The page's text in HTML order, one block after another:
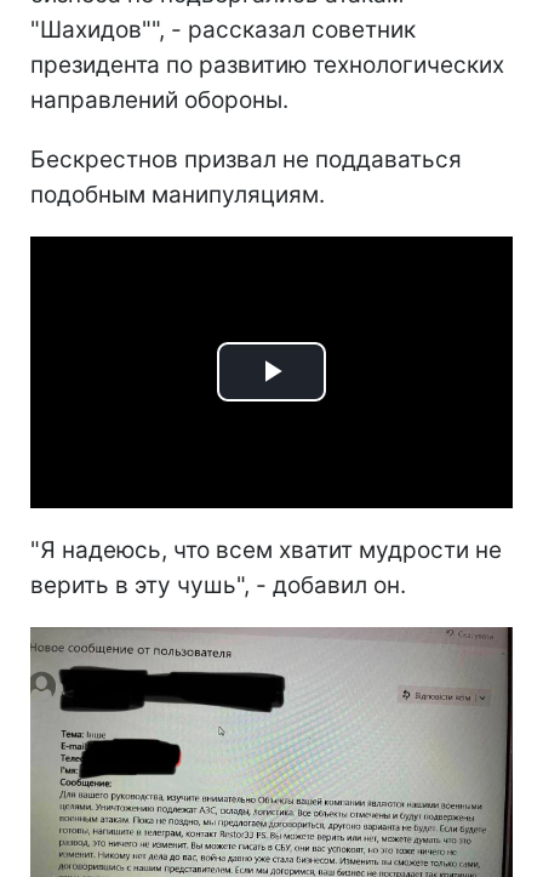
"Шахидов"", - рассказал советник
президента по развитию технологических
направлений обороны.
Бескрестнов призвал не поддаваться
подобным манипуляциям.
Play
"Я надеюсь, что всем хватит мудрости не
верить в эту чушь", - добавил он.